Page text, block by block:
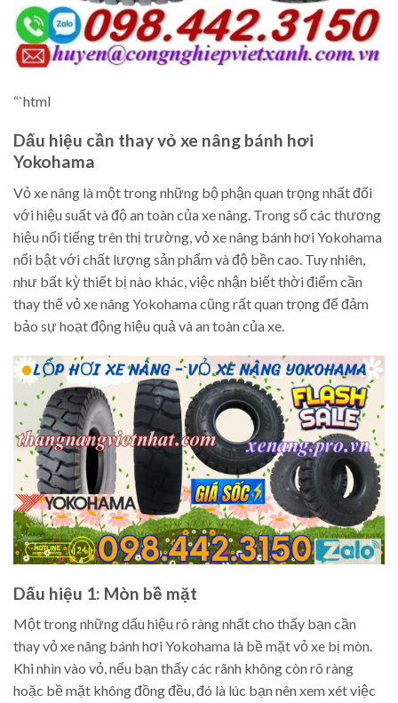
“`html
Dấu hiệu cần thay vỏ xe nâng bánh hơi
Yokohama
Vỏ xe nâng là một trong những bộ phận quan trọng nhất đối
với hiệu suất và độ an toàn của xe nâng. Trong số các thương
hiệu nổi tiếng trên thị trường, vỏ xe nâng bánh hơi Yokohama
nổi bật với chất lượng sản phẩm và độ bền cao. Tuy nhiên,
như bất kỳ thiết bị nào khác, việc nhận biết thời điểm cần
thay thế vỏ xe nâng Yokohama cũng rất quan trọng để đảm
bảo sự hoạt động hiệu quả và an toàn của xe.
Dấu hiệu 1: Mòn bề mặt
Một trong những dấu hiệu rõ ràng nhất cho thấy bạn cần
thay vỏ xe nâng bánh hơi Yokohama là bề mặt vỏ xe bị mòn.
Khi nhìn vào vỏ, nếu bạn thấy các rãnh không còn rõ ràng
hoặc bề mặt không đồng đều, đó là lúc bạn nên xem xét việc